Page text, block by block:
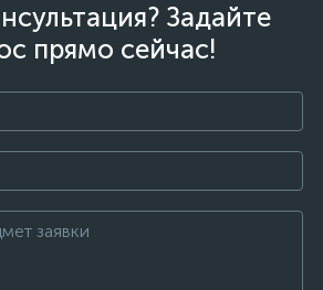
Задайте
прямо сейчас!